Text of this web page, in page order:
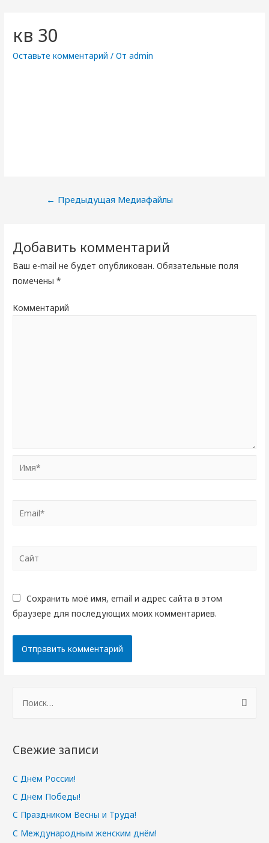
кв 30
Оставьте комментарий / От admin
Навигация
записям
← Предыдущая Медиафайлы
Добавить комментарий
Ваш e-mail не будет опубликован. Обязательные поля
помечены*
Комментарий
Имя*
Email*
Сайт
Сохранить моё имя, email и адрес сайта в этом
браузере для последующих моих комментариев.
т
:
Свежие записи
С Днём России!
С Днём Победы!
С Праздником Весны и Труда!
С Международным женским днём!